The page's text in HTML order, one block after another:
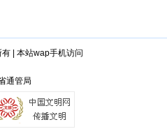
有| 本站wap手机访问
通管局